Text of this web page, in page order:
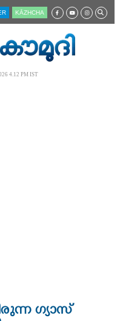
KĀZHCHA
4.12 PM IST
ഗ്യാസ്